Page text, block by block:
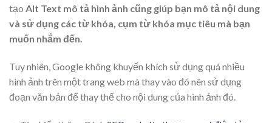
tạo Alt Text mô tả hình ảnh cũng giúp bạn mô tả nội dung
và sử dụng các từ khóa, cụm từ khóa mục tiêu mà bạn
muốn nhắm đến.
Tuy nhiên, Google không khuyến khích sử dụng quá nhiều
hình ảnh trên một trang web mà thay vào đó nên sử dụng
đoạn văn bản để thay thế cho nội dung của hình ảnh đó.